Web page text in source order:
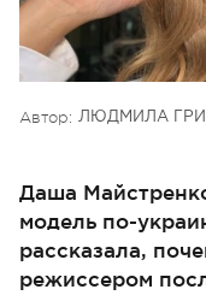
Автор: ЛЮДМИЛА
Даша
модель по-
рассказала,
режиссером